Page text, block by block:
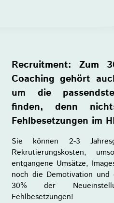
Recruitment: Zum
Coaching gehört
um die
finden, denn
Fehlbesetzungen im
Sie können 2-3
Rekrutierungskosten,
entgangene Umsätze,
noch die Demotivation und
30% der
Fehlbesetzungen!